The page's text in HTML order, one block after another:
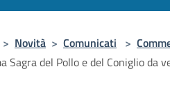
> Novità > Comunicati >
Sagra del Pollo e del Coniglio da